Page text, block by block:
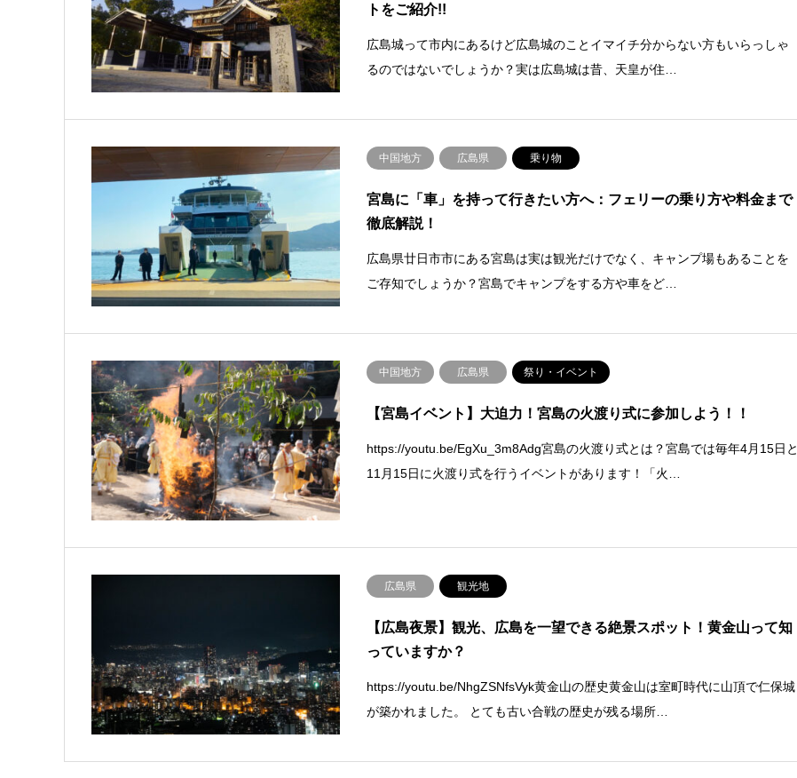
トをご紹介!!
広島城って市内にあるけど広島城のことイマイチ分からない方もいらっしゃ
るのではないでしょうか？実は広島城は昔、天皇が住…
中国地方 広島県 乗り物
宮島に「車」を持って行きたい方へ：フェリーの乗り方や料金まで
徹底解説！
広島県廿日市市にある宮島は実は観光だけでなく、キャンプ場もあることを
ご存知でしょうか？宮島でキャンプをする方や車をど…
中国地方 広島県 祭り・イベント
【宮島イベント】大迫力！宮島の火渡り式に参加しよう！！
https://youtu.be/EgXu_3m8Adg宮島の火渡り式とは？宮島では毎年4月15日と
11月15日に火渡り式を行うイベントがあります！「火…
広島県 観光地
【広島夜景】観光、広島を一望できる絶景スポット！黄金山って知
っていますか？
https://youtu.be/NhgZSNfsVyk黄金山の歴史黄金山は室町時代に山頂で仁保城
が築かれました。 とても古い合戦の歴史が残る場所…